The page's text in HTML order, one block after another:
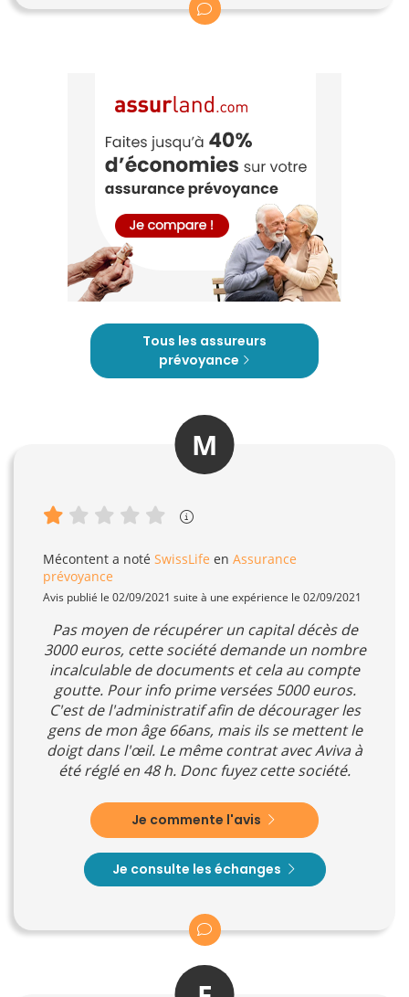
Tous les assureurs
prévoyance
M
Mécontent a noté SwissLife en Assurance
prévoyance
Avis publié le 02/09/2021 suite à une expérience le 02/09/2021
Pas moyen de récupérer un capital décès de
3000 euros, cette société demande un nombre
incalculable de documents et cela au compte
goutte. Pour info prime versées 5000 euros.
C'est de l'administratif afin de décourager les
gens de mon âge 66ans, mais ils se mettent le
doigt dans l'œil. Le même contrat avec Aviva à
été réglé en 48 h. Donc fuyez cette société.
Je commente l'avis
Je consulte les échanges